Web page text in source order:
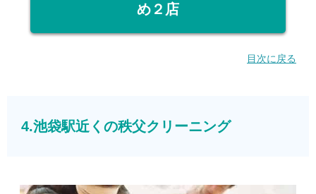
め２店
目次に戻る
4.池袋駅近くの秩父クリーニング